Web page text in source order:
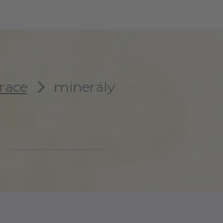
minerály